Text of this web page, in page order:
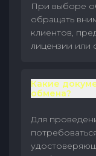
При выборе
обращать
клиентов,
лицензии или
Какие
обмена?
Для